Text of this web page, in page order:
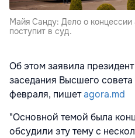
Майя Санду: Дело о
поступит в суд.
Об этом заявила
заседания Высшего
февраля, пишетagora.md
"Основной темой была
обсудили эту тему с